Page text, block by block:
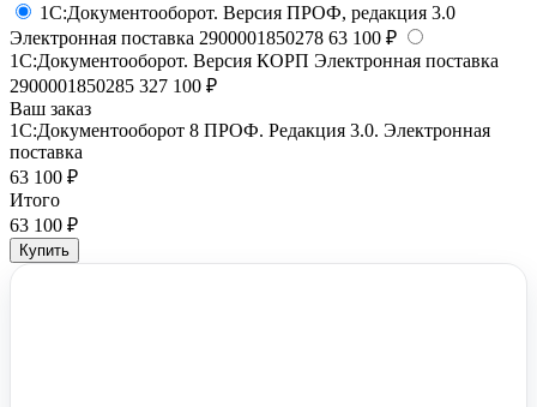
1С:Документооборот. Версия ПРОФ, редакция 3.0
Электронная поставка 2900001850278 63 100 ₽
1С:Документооборот. Версия КОРП Электронная поставка
2900001850285 327 100 ₽
Ваш заказ
1С:Документооборот 8 ПРОФ. Редакция 3.0. Электронная
поставка
63 100 ₽
Итого
63 100 ₽
Купить